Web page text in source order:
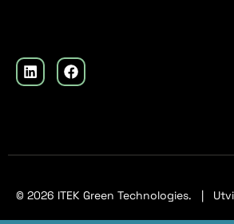
© 2026 ITEK Green Technologies. |